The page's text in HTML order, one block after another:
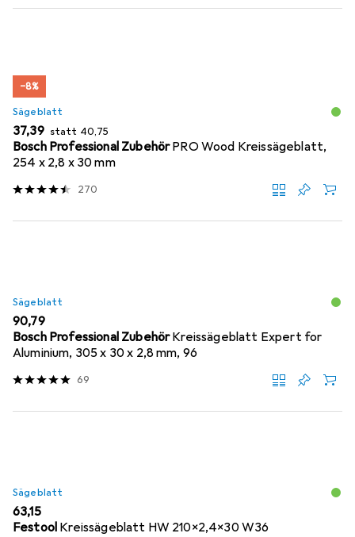
−8%
Sägeblatt
EUR
37,39 statt EUR
40,75
Bosch Professional ZubehörPRO Wood Kreissägeblatt,
254 x 2,8 x 30 mm
270
Sägeblatt
EUR
90,79
Bosch Professional ZubehörKreissägeblatt Expert for
Aluminium, 305 x 30 x 2,8 mm, 96
69
Sägeblatt
EUR
63,15
Festool Kreissägeblatt HW 210x2,4x30 W36